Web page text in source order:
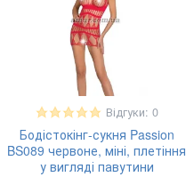
Відгуки: 0
Бодістокінг-сукня Passion
BS089 червоне, міні, плетіння
у вигляді павутини